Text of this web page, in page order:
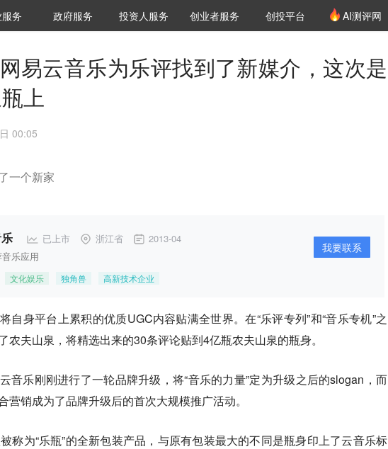
究院
务 城市之窗
政府服务 VClub投资机构库
投资机构职位推介
投资人服务 创投氪堂
创业者服务 创投平台 AI测评网
易云音乐为乐评找到了新媒介，这次是
上
00:05
一个新家
已上市 浙江省 2013-04
乐应用
文化娱乐 独角兽 高新技术企业
我要联系
自身平台上累积的优质UGC内容贴满全世界。在“乐评专列”和“音乐专机”之
农夫山泉，将精选出来的30条评论贴到4亿瓶农夫山泉的瓶身。
音乐刚刚进行了一轮品牌升级，将“音乐的力量”定为升级之后的slogan，而
营销成为了品牌升级后的首次大规模推广活动。
称为“乐瓶”的全新包装产品，与原有包装最大的不同是瓶身印上了云音乐标